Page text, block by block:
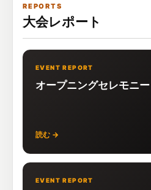
REPORTS
大会レポート
EVENT REPORT
オープニングセレモニー
読む →
EVENT REPORT